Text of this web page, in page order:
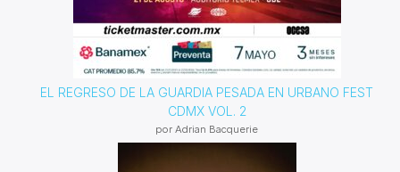
EL REGRESO DE LA GUARDIA PESADA EN URBANO FEST
CDMX VOL. 2
por Adrian Bacquerie